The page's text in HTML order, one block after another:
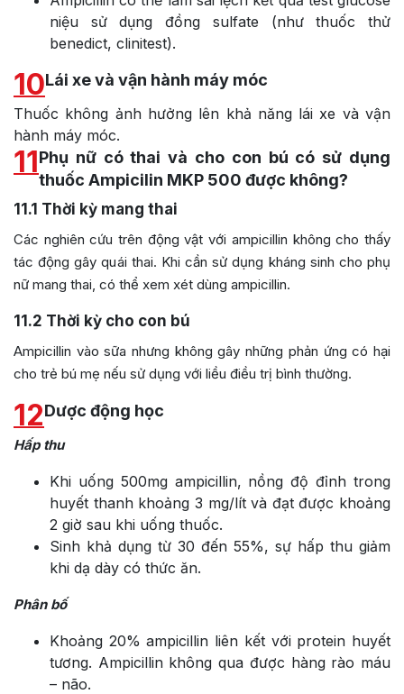
niệu sử dụng đồng sulfate (như thuốc thử
benedict, clinitest).
10Lái xe và vận hành máy móc
Thuốc không ảnh hưởng lên khả năng lái xe và vận
hành máy móc.
11Phụ nữ có thai và cho con bú có sử dụng
thuốc Ampicilin MKP 500 được không?
11.1 Thời kỳ mang thai
Các nghiên cứu trên động vật với ampicillin không cho thấy
tác động gây quái thai. Khi cần sử dụng kháng sinh cho phụ
nữ mang thai, có thể xem xét dùng ampicillin.
11.2 Thời kỳ cho con bú
Ampicillin vào sữa nhưng không gây những phản ứng có hại
cho trẻ bú mẹ nếu sử dụng với liều điều trị bình thường.
12Dược động học
Hấp thu
Khi uống 500mg ampicillin, nồng độ đỉnh trong
huyết thanh khoảng 3 mg/lít và đạt được khoảng
2 giờ sau khi uống thuốc.
Sinh khả dụng từ 30 đến 55%, sự hấp thu giảm
khi dạ dày có thức ăn.
Phân bố
Khoảng 20% ampicillin liên kết với protein huyết
tương. Ampicillin không qua được hàng rào máu
– não.